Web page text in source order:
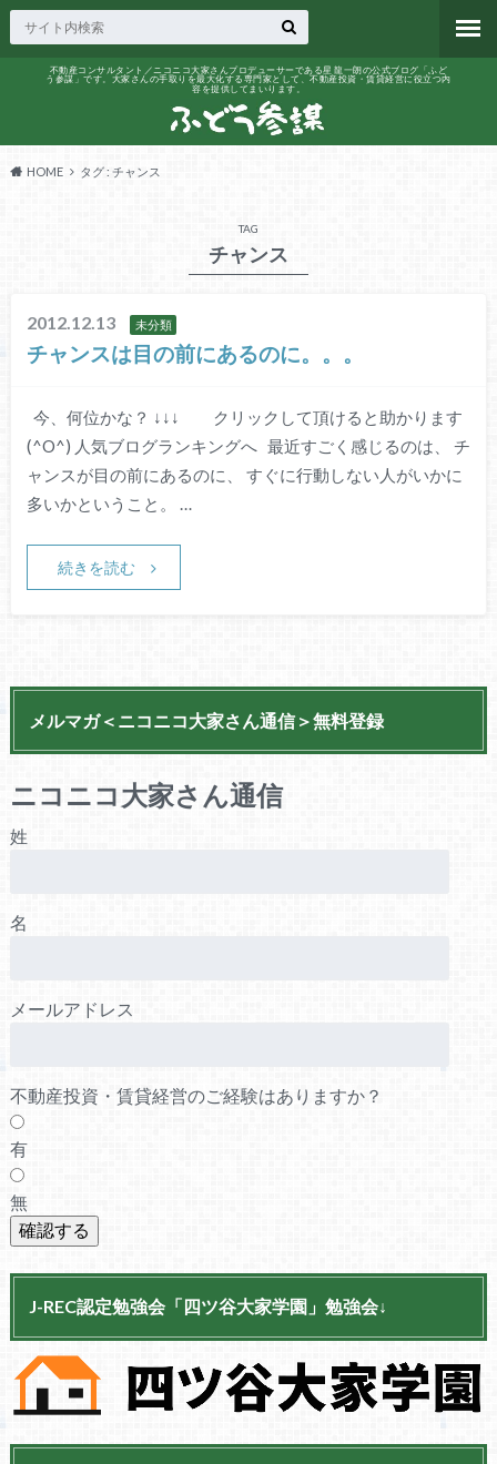
不動産コンサルタント／ニコニコ大家さんプロデューサーである星 龍一朗の公式ブログ「ふど
う参謀」です。大家さんの手取りを最大化する専門家として、不動産投資・賃貸経営に役立つ内
容を提供してまいります。
HOME タグ : チャンス
TAG
チャンス
2012.12.13 未分類
チャンスは目の前にあるのに。。。
今、何位かな？ ↓↓↓ クリックして頂けると助かります
(^O^) 人気ブログランキングへ 最近すごく感じるのは、 チ
ャンスが目の前にあるのに、 すぐに行動しない人がいかに
多いかということ。 …
続きを読む
メルマガ＜ニコニコ大家さん通信＞無料登録
ニコニコ大家さん通信
姓
名
メールアドレス
不動産投資・賃貸経営のご経験はありますか？
有
無
J-REC認定勉強会「四ツ谷大家学園」勉強会↓